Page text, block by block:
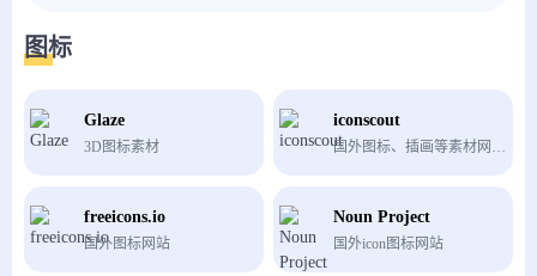
图标
Glaze
3D图标素材
iconscout
国外图标、插画等素材网站，有收费有免费
freeicons.io
国外图标网站
Noun Project
国外icon图标网站